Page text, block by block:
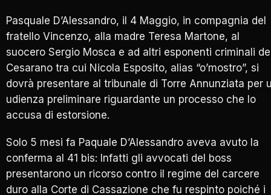
Pasquale D’Alessandro, il 4 Maggio, in compagnia del
fratello Vincenzo, alla madre Teresa Martone, al
suocero Sergio Mosca e ad altri esponenti criminali
Cesarano tra cui Nicola Esposito, alias “o’mostro”, si
dovrà presentare al tribunale di Torre Annunziata per
udienza preliminare riguardante un processo che lo
accusa di estorsione.
Solo 5 mesi fa Paquale D’Alessandro aveva avuto la
conferma al 41 bis: Infatti gli avvocati del boss
presentarono un ricorso contro il regime del carcere
duro alla Corte di Cassazione che fu respinto poiché i